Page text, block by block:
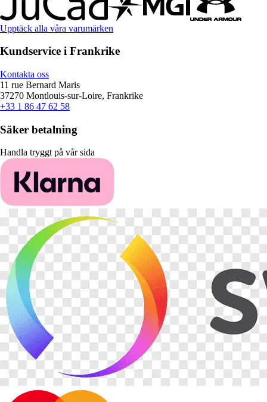
Upptäck alla våra varumärken
Kundservice i Frankrike
Kontakta oss
11 rue Bernard Maris
37270 Montlouis-sur-Loire, Frankrike
+33 1 86 47 62 58
Säker betalning
Handla tryggt på vår sida